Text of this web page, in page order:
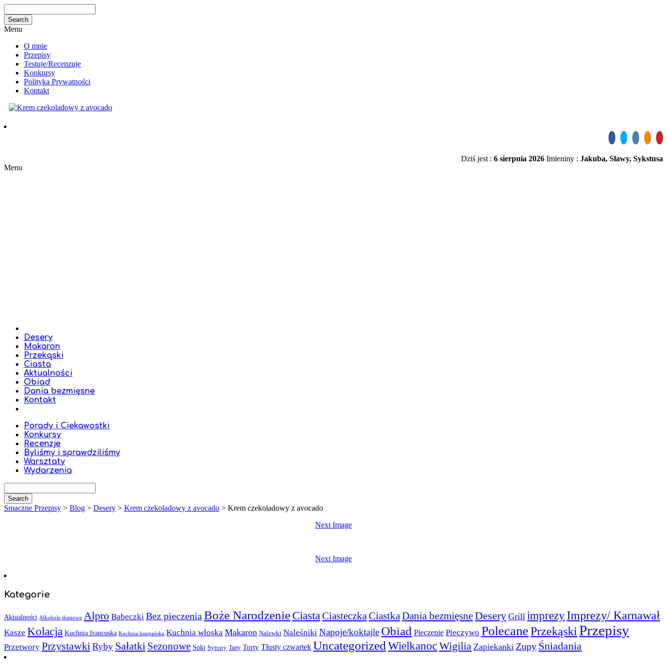
Menu
O mnie
Przepisy
Testuje/Recenzuje
Konkursy
Polityka Prywatności
Kontakt
Dziś jest : 6 sierpnia 2026 Imieniny : Jakuba, Sławy, Sykstusa
Menu
Desery
Makaron
Przekąski
Ciasta
Aktualności
Obiad
Dania bezmięsne
Kontakt
Porady i Ciekawostki
Konkursy
Recenzje
Byliśmy i sprawdziliśmy
Warsztaty
Wydarzenia
Smaczne Przepisy > Blog > Desery > Krem czekoladowy z avocado > Krem czekoladowy z avocado
Next Image
Next Image
Kategorie
Aktualności Alkohole domowe Alpro Babeczki Bez pieczeniaBoże NarodzenieCiastaCiasteczkaCiastkaDania bezmięsneDesery Grill imprezy Imprezy/ Karnawał
Kasze Kolacja Kuchnia francuska Kuchnia hiszpańska Kuchnia włoska Makaron Nalewki Naleśniki Napoje/koktajle Obiad Pieczenie Pieczywo PolecanePrzekąskiPrzepisy
Przetwory PrzystawkiRyby Sałatki Sezonowe Soki Syropy Tarty Torty Tłusty czwartek UncategorizedWielkanocWigilia Zapiekanki Zupy Śniadania